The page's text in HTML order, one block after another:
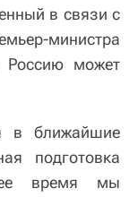
в связи с
министра
Россию может
в ближайшие
подготовка
время мы